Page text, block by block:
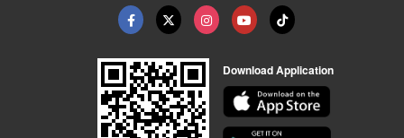
Download Application